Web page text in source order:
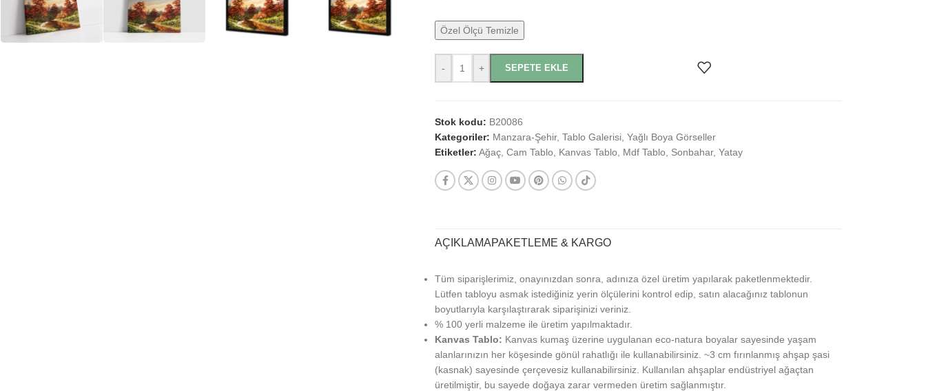
Özel Ölçü Temizle
- + SEPETE EKLE
Stok kodu: B20086
Kategoriler: Manzara-Şehir, Tablo Galerisi Yağlı Boya Görseller
Etiketler: Ağaç Cam Tablo Kanvas Tablo Mdf Tablo Sonbahar, Yatay
AÇIKLAMAPAKETLEME & KARGO
Tüm siparişlerimiz, onayınızdan sonra, adınıza özel üretim yapılarak paketlenmektedir.
Lütfen tabloyu asmak istediğiniz yerin ölçülerini kontrol edip, satın alacağınız tablonun
boyutlarıyla karşılaştırarak siparişinizi veriniz.
% 100 yerli malzeme ile üretim yapılmaktadır.
Kanvas Tablo: Kanvas kumaş üzerine uygulanan eco-natura boyalar sayesinde yaşam
alanlarınızın her köşesinde gönül rahatlığı ile kullanabilirsiniz. ~3 cm fırınlanmış ahşap şasi
(kasnak) sayesinde çerçevesiz kullanabilirsiniz. Kullanılan ahşaplar endüstriyel ağaçtan
üretilmiştir, bu sayede doğaya zarar vermeden üretim sağlanmıştır.